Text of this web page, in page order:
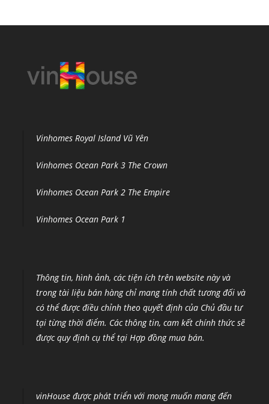
Vinhomes Royal Island Vũ Yên
Vinhomes Ocean Park 3 The Crown
Vinhomes Ocean Park 2 The Empire
Vinhomes Ocean Park 1
Thông tin, hình ảnh, các tiện ích trên website này và
trong tài liệu bán hàng chỉ mang tính chất tương đối và
có thể được điều chỉnh theo quyết định của Chủ đầu tư
tại từng thời điểm. Các thông tin, cam kết chính thức sẽ
được quy định cụ thể tại Hợp đồng mua bán.
vinHouse được phát triển với mong muốn mang đến